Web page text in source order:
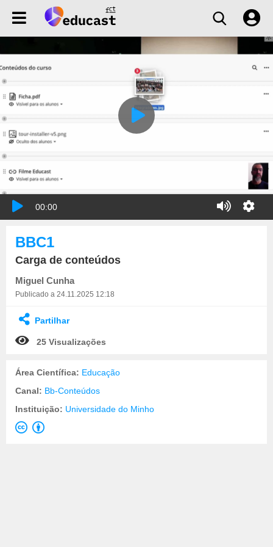
00:00
BBC1
Carga de conteúdos
Miguel Cunha
Publicado a 24.11.2025 12:18
Partilhar
25 Visualizações
Área Científica: Educação
Canal: Bb-Conteúdos
Instituição: Universidade do Minho